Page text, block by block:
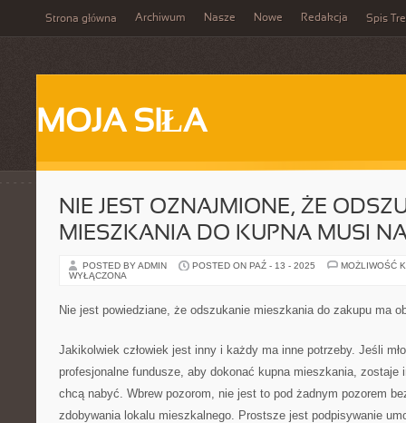
Strona główna Archiwum Nasze Nowe Redakcja Spis
MOJA SIŁA
NIE JEST OZNAJMIONE, ŻE
MIESZKANIA DO KUPNA MUSI
POSTED BY ADMIN POSTED ON PAŹ - 13 - 2025
MOŻLIWOŚĆ
WYŁĄCZONA
Nie jest powiedziane, że odszukanie mieszkania do zakupu ma
Jakikolwiek człowiek jest inny i każdy ma inne potrzeby. Jeśli
profesjonalne fundusze, aby dokonać kupna mieszkania, zostaje
chcą nabyć. Wbrew pozorom, nie jest to pod żadnym pozorem
zdobywania lokalu mieszkalnego. Prostsze jest podpisywanie